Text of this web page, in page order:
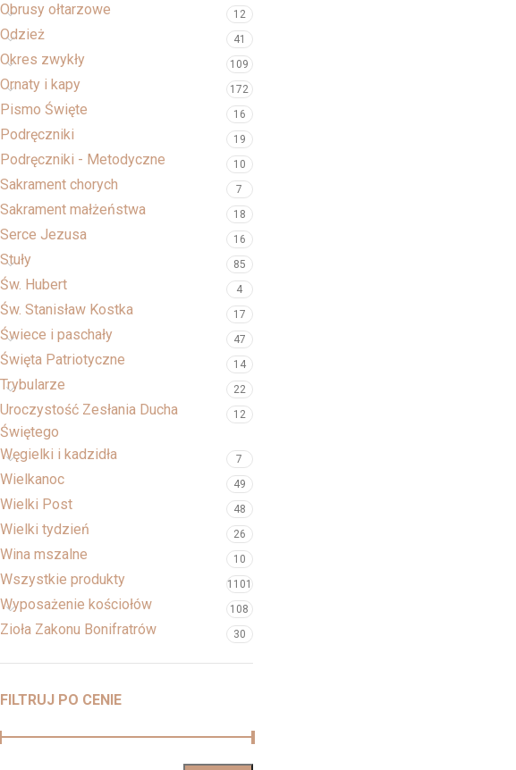
Obrusy ołtarzowe 12
Odzież 41
Okres zwykły 109
Ornaty i kapy 172
Pismo Święte 16
Podręczniki 19
Podręczniki - Metodyczne 10
Sakrament chorych 7
Sakrament małżeństwa 18
Serce Jezusa 16
Stuły 85
Św. Hubert 4
Św. Stanisław Kostka 17
Świece i paschały 47
Święta Patriotyczne 14
Trybularze 22
Uroczystość Zesłania Ducha
Świętego
12
Węgielki i kadzidła 7
Wielkanoc 49
Wielki Post 48
Wielki tydzień 26
Wina mszalne 10
Wszystkie produkty 1101
Wyposażenie kościołów 108
Zioła Zakonu Bonifratrów 30
FILTRUJ PO CENIE